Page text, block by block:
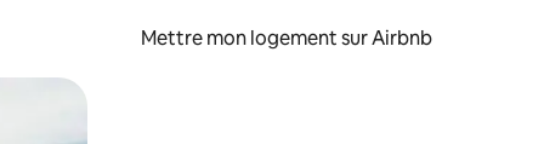
Mettre mon logement sur Airbnb